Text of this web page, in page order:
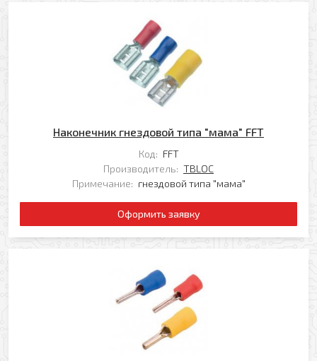
Наконечник гнездовой типа "мама" FFT
Код: FFT
Производитель: TBLOC
Примечание: гнездовой типа "мама"
Оформить заявку
Заказать обратный звонок
Ваше имя
Оформить заявку
Ваше имя
Ваш телефон